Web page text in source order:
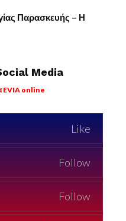
Παρασκευής – Η
Media
EVIA online
Like
Follow
Follow